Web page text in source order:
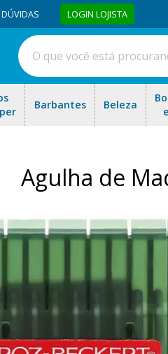
DÚVIDAS LOGIN LOJISTA
Barbantes Beleza
Agulha de